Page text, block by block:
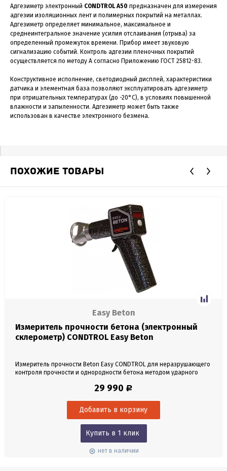
Адгезиметр электронный CONDTROL A50 предназначен для измерения
адгезии изоляционных лент и полимерных покрытий на металлах.
Адгезиметр определяет минимальное, максимальное и
среднеинтегральное значение усилия отслаивания (отрыва) за
определенный промежуток времени. Прибор имеет звуковую
сигнализацию событий. Контроль адгезии пленочных покрытий
осуществляется по методу А согласно Приложению ГОСТ 25812-83.
Конструктивное исполнение, светодиодный дисплей, характеристики
датчика и элементная база позволяют эксплуатировать адгезиметр
при отрицательных температурах (до -20°С), в условиях повышенной
влажности и запыленности. Адгезиметр может быть также
использован в качестве электронного безмена.
ПОХОЖИЕ ТОВАРЫ
Easy Beton
Измеритель прочности бетона (электронный
склерометр) CONDTROL Easy Beton
Измеритель прочности Beton Easy CONDTROL для неразрушающего
контроля прочности и однородности бетона методом ударного
29 990 Р
Купить в 1 клик
нет в наличии